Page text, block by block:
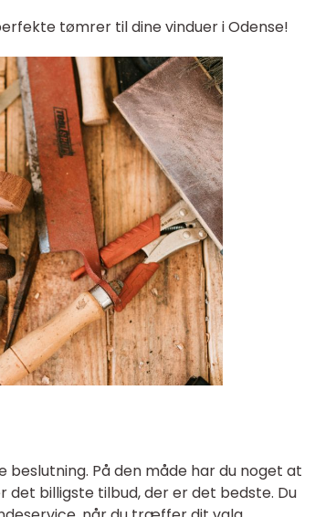
tømrer til dine vinduer i Odense!
På den måde har du noget at
det billigste tilbud, der er det bedste. Du